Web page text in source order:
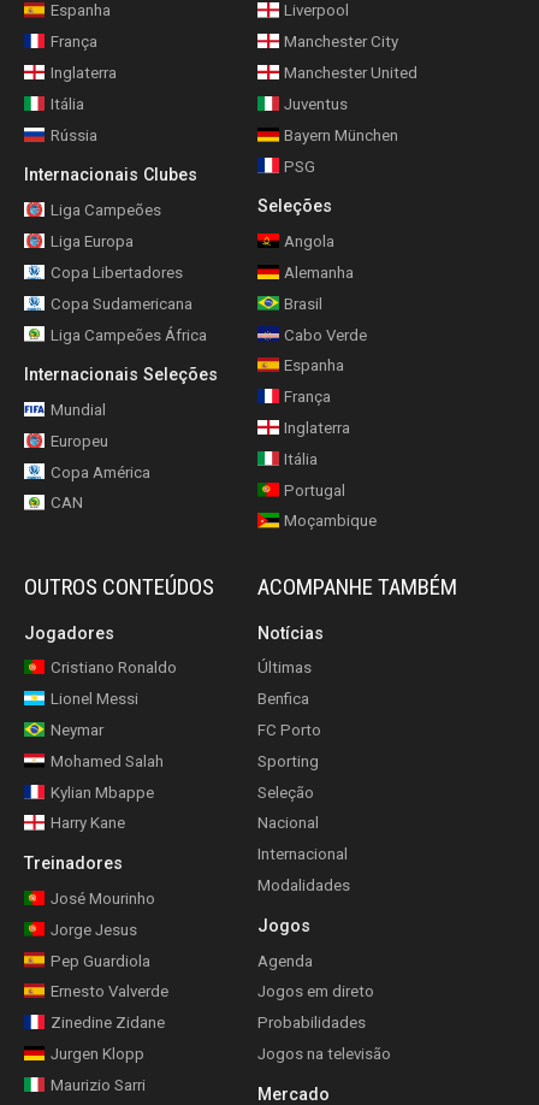
Espanha
França
Inglaterra
Itália
Rússia
Internacionais Clubes
Liga Campeões
Liga Europa
Copa Libertadores
Copa Sudamericana
Liga Campeões África
Internacionais Seleções
Mundial
Europeu
Copa América
CAN
Liverpool
Manchester City
Manchester United
Juventus
Bayern München
PSG
Seleções
Angola
Alemanha
Brasil
Cabo Verde
Espanha
França
Inglaterra
Itália
Portugal
Moçambique
OUTROS CONTEÚDOS
Jogadores
Cristiano Ronaldo
Lionel Messi
Neymar
Mohamed Salah
Kylian Mbappe
Harry Kane
Treinadores
José Mourinho
Jorge Jesus
Pep Guardiola
Ernesto Valverde
Zinedine Zidane
Jurgen Klopp
Maurizio Sarri
ACOMPANHE TAMBÉM
Notícias
Últimas
Benfica
FC Porto
Sporting
Seleção
Nacional
Internacional
Modalidades
Jogos
Agenda
Jogos em direto
Probabilidades
Jogos na televisão
Mercado